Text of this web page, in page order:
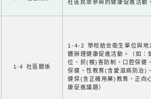
社區民眾參與的健康促進活動
1-4 社區關係
1-4-2 學校結合衛生單位與地
體辦理健康促進活動。（如：
位、菸(檳)害防制、口腔保健
保健、性教育(含愛滋病防治)
健保(含正確用藥)教育、正向
康促進議題）